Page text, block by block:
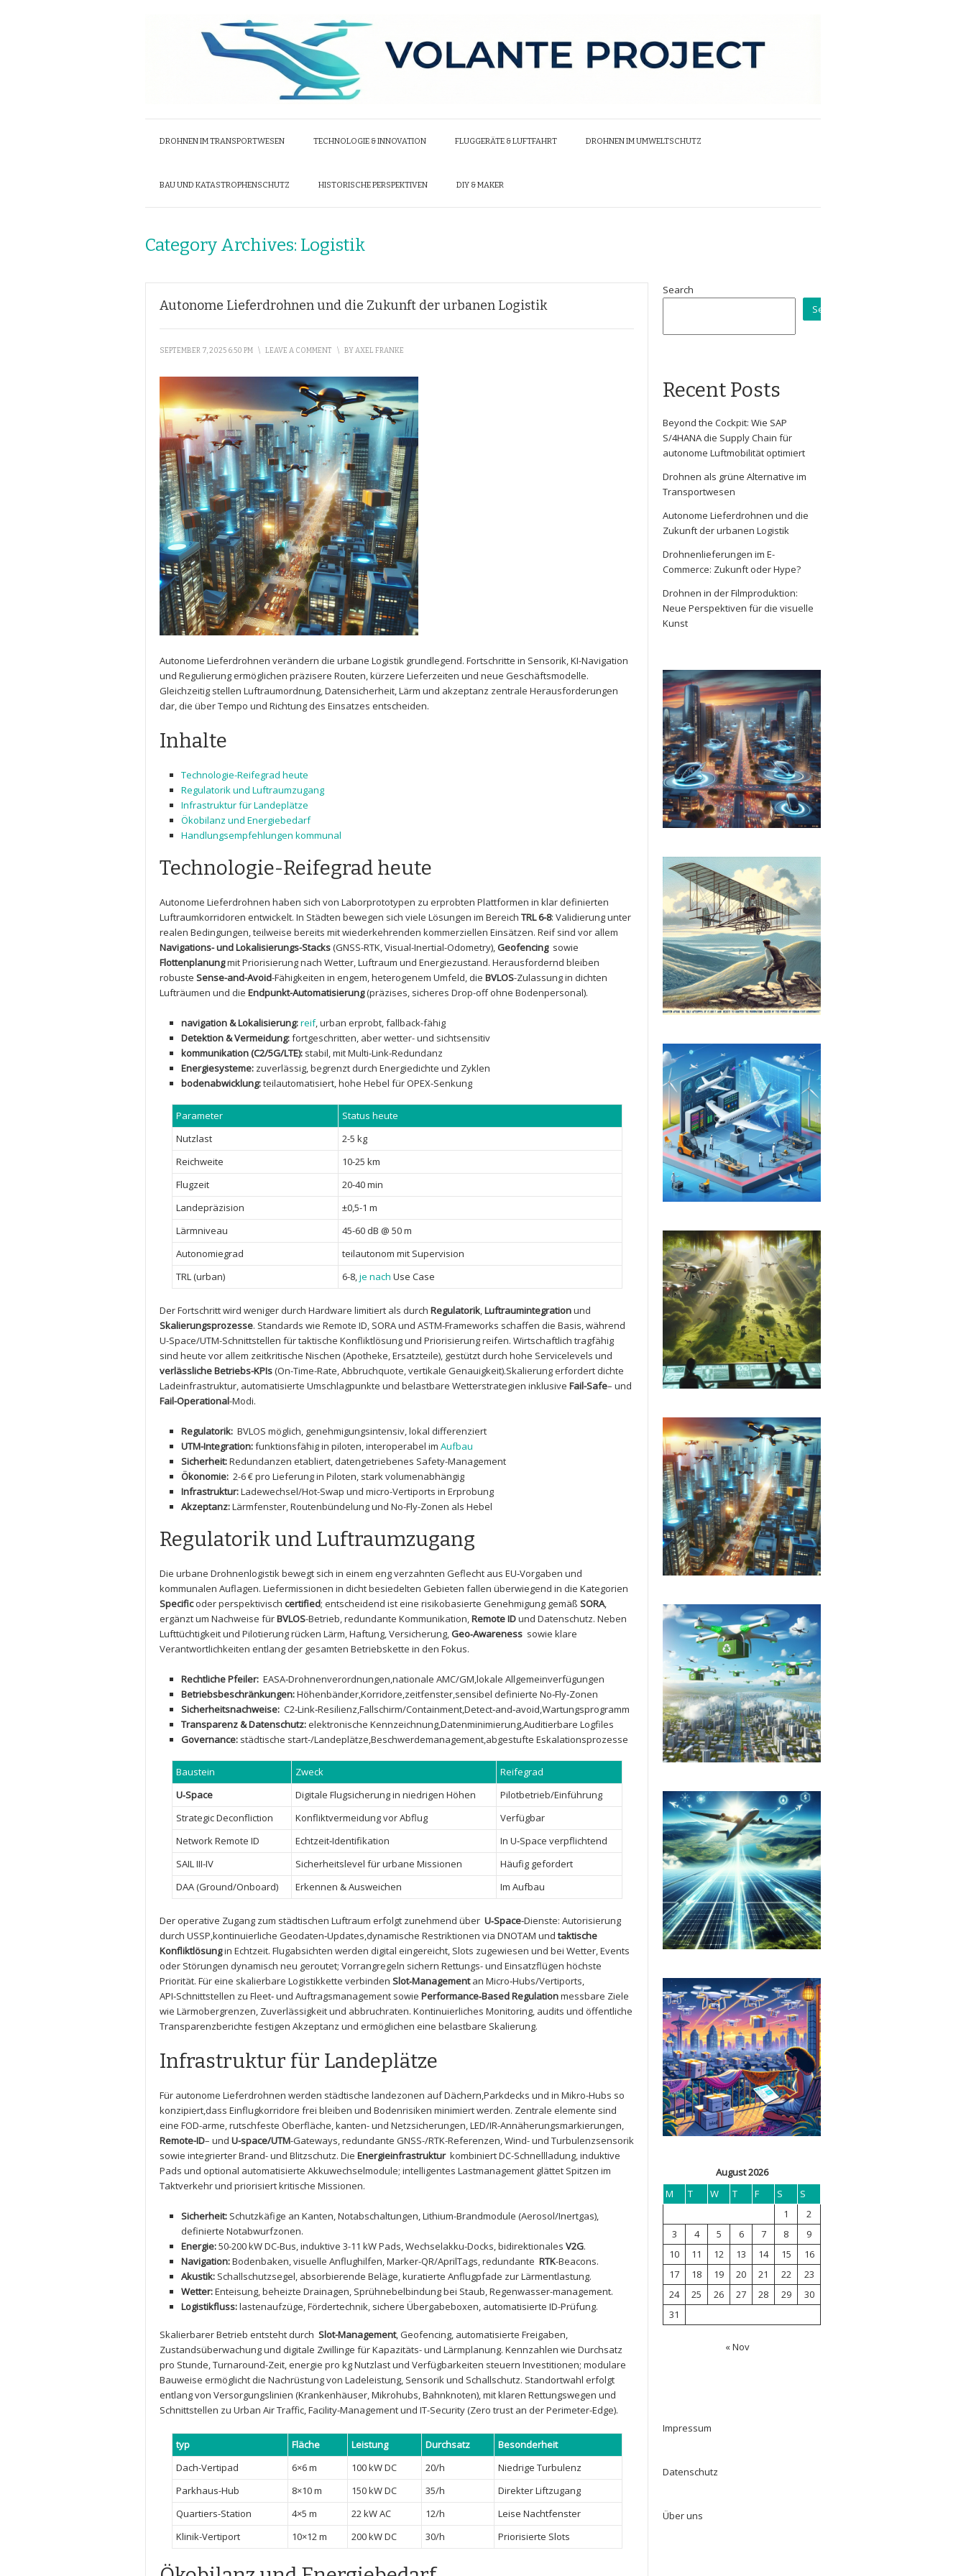
DROHNEN IM TRANSPORTWESEN TECHNOLOGIE & INNOVATION FLUGGERÄTE & LUFTFAHRT DROHNEN IM UMWELTSCHUTZ
BAU UND KATASTROPHENSCHUTZ HISTORISCHE PERSPEKTIVEN DIY & MAKER
Category Archives: Logistik
Autonome Lieferdrohnen und die Zukunft der urbanen Logistik
SEPTEMBER 7, 2025 6:50 PM \ LEAVE A COMMENT \ BYAXEL FRANKE
Autonome Lieferdrohnen verändern die urbane​ Logistik ⁢grundlegend. Fortschritte in Sensorik,​ KI-Navigation
und Regulierung ermöglichen präzisere ⁤Routen, kürzere Lieferzeiten und neue Geschäftsmodelle.
Gleichzeitig stellen⁢ Luftraumordnung, Datensicherheit, Lärm ‌und akzeptanz zentrale Herausforderungen
dar, die‌ über‌ Tempo und‌ Richtung des ⁢Einsatzes entscheiden.
Inhalte
Technologie-Reifegrad heute
Regulatorik und Luftraumzugang
Infrastruktur für Landeplätze
Ökobilanz und Energiebedarf
Handlungsempfehlungen kommunal
Technologie-Reifegrad heute
Autonome Lieferdrohnen​ haben sich von Laborprototypen zu erprobten Plattformen in klar ​definierten‌
Luftraumkorridoren entwickelt. In‍ Städten‌ bewegen sich‍ viele ​Lösungen im Bereich TRL 6-8: ⁤Validierung⁢ unter
realen Bedingungen, teilweise bereits⁣ mit wiederkehrenden kommerziellen Einsätzen. ⁤Reif ⁤sind vor allem
Navigations- ⁤und​ Lokalisierungs-Stacks(GNSS-RTK, ​Visual-Inertial-Odometry), Geofencing‌ sowie ⁣
Flottenplanungmit ‌Priorisierung nach Wetter, Luftraum ⁤und Energiezustand. Herausfordernd bleiben
robuste Sense-and-Avoid-Fähigkeiten⁤ in ‍engem,⁣ heterogenem Umfeld,⁢ die BVLOS-Zulassung ​in dichten
Lufträumen⁢ und ‌die Endpunkt-Automatisierung(präzises, sicheres Drop-off ohne Bodenpersonal).
navigation & Lokalisierung:reif, ⁣urban erprobt,⁤ fallback-fähig
Detektion & Vermeidung:fortgeschritten, aber ⁤wetter- und sichtsensitiv
kommunikation ⁤(C2/5G/LTE): stabil, mit Multi-Link-Redundanz
Energiesysteme: zuverlässig, begrenzt ⁢durch⁤ Energiedichte ‌und Zyklen
bodenabwicklung:teilautomatisiert, hohe ⁤Hebel ‌für OPEX-Senkung
Parameter
Status⁢ heute
Nutzlast
2-5 kg
Reichweite
10-25 km
Flugzeit
20-40 ⁤min
Landepräzision
±0,5-1​ m
Lärmniveau
45-60 ⁤dB @ 50 m
Autonomiegrad
teilautonom⁢ mit Supervision
TRL ⁢(urban)
6-8,je nach ⁣ Use ‌Case
Der Fortschritt wird weniger durch Hardware limitiert als durch Regulatorik,Luftraumintegrationund
Skalierungsprozesse. ‌Standards wie Remote ID, SORA​ und ASTM-Frameworks schaffen die ⁣Basis, während
U-Space/UTM-Schnittstellen für taktische Konfliktlösung⁢ und Priorisierung reifen. Wirtschaftlich tragfähig
sind heute vor allem zeitkritische Nischen (Apotheke, Ersatzteile), ⁢gestützt durch hohe Servicelevels⁢ und
verlässliche Betriebs-KPIs⁤(On-Time-Rate, Abbruchquote, vertikale Genauigkeit).Skalierung erfordert ⁢dichte
Ladeinfrastruktur, automatisierte Umschlagpunkte und belastbare Wetterstrategien inklusive​ Fail-Safe– und⁣
Fail-Operational-Modi.
Regulatorik: ⁢ BVLOS möglich, genehmigungsintensiv, lokal differenziert
UTM-Integration:funktionsfähig ‍in piloten, ‌interoperabel​ im Aufbau
Sicherheit:Redundanzen etabliert, datengetriebenes‌ Safety-Management
Ökonomie: ‌ 2-6‌ € pro Lieferung in Piloten, stark volumenabhängig
Infrastruktur:⁤Ladewechsel/Hot-Swap und micro-Vertiports in Erprobung
Akzeptanz:Lärmfenster, Routenbündelung und No-Fly-Zonen als Hebel
Regulatorik ⁣und Luftraumzugang
Die urbane Drohnenlogistik bewegt⁤ sich in einem eng verzahnten Geflecht aus EU‑Vorgaben und
kommunalen Auflagen. Liefermissionen in dicht ‌besiedelten Gebieten‍ fallen überwiegend in die Kategorien
Specificoder perspektivisch⁢ certified; entscheidend ist ⁤eine risikobasierte Genehmigung gemäß SORA,
ergänzt⁢ um Nachweise fürBVLOS-Betrieb, redundante Kommunikation,Remote IDund Datenschutz. Neben
Lufttüchtigkeit und⁣ Pilotierung rücken Lärm, Haftung, ‍Versicherung, Geo‑Awareness ‌ sowie ‌klare ​
Verantwortlichkeiten ⁢entlang der ‍gesamten Betriebskette in den ‌Fokus.
Rechtliche Pfeiler: ‌ EASA‑Drohnenverordnungen,nationale AMC/GM,lokale Allgemeinverfügungen
Betriebsbeschränkungen:Höhenbänder,Korridore,zeitfenster,sensibel definierte⁣ No‑Fly‑Zonen
Sicherheitsnachweise: ⁣ C2‑Link‑Resilienz,Fallschirm/Containment,Detect‑and‑avoid,Wartungsprogramm
Transparenz & Datenschutz:⁢elektronische Kennzeichnung,Datenminimierung,Auditierbare Logfiles
Governance: städtische ‌start-/Landeplätze,Beschwerdemanagement,abgestufte Eskalationsprozesse
Baustein Zweck
Reifegrad
U‑Space
Digitale Flugsicherung ⁣in niedrigen Höhen
Pilotbetrieb/Einführung
Strategic Deconfliction
Konfliktvermeidung vor​ Abflug
Verfügbar
Network Remote ID
Echtzeit‑Identifikation
In U‑Space verpflichtend
SAIL III-IV
Sicherheitslevel für urbane ‍Missionen
Häufig gefordert
DAA (Ground/Onboard)
Erkennen & Ausweichen Im Aufbau
Der operative Zugang zum städtischen Luftraum erfolgt⁣ zunehmend⁤ über ⁣ U‑Space‑Dienste: Autorisierung⁤
durch USSP,kontinuierliche Geodaten‑Updates,dynamische Restriktionen ⁣via DNOTAM ‍und‌ taktische
Konfliktlösungin Echtzeit. Flugabsichten werden digital‌ eingereicht, Slots zugewiesen ‍und⁣ bei Wetter, Events ​
oder⁤ Störungen dynamisch neu geroutet; Vorrangregeln​ sichern Rettungs- und Einsatzflügen höchste⁢
Priorität. Für ​eine skalierbare Logistikkette verbinden Slot‑Managementan Micro‑Hubs/Vertiports,
API‑Schnittstellen⁣ zu Fleet‑⁣ und Auftragsmanagement sowie Performance‑Based⁤ Regulationmessbare ⁤Ziele
wie Lärmobergrenzen, ⁢Zuverlässigkeit und abbruchraten. Kontinuierliches Monitoring,⁤ audits​ und öffentliche
Transparenzberichte festigen Akzeptanz und ⁤ermöglichen ⁤eine belastbare Skalierung.
Infrastruktur für Landeplätze
Für autonome Lieferdrohnen werden städtische landezonen auf Dächern,Parkdecks und in ​Mikro-Hubs so
⁢konzipiert,dass Einflugkorridore frei bleiben ‌und Bodenrisiken minimiert ⁣werden. Zentrale elemente⁣ sind
eine FOD-arme, rutschfeste Oberfläche,⁢ kanten- und Netzsicherungen,⁤ LED/IR-Annäherungsmarkierungen,
Remote-ID– und⁢ U-space/UTM-Gateways, redundante GNSS-/RTK-Referenzen, Wind- und ‌Turbulenzsensorik
sowie integrierter Brand- und ​Blitzschutz. ⁢Die Energieinfrastruktur⁣ kombiniert ‍DC-Schnellladung, induktive
Pads⁢ und ‌optional automatisierte Akkuwechselmodule; intelligentes Lastmanagement glättet Spitzen ⁣im
Taktverkehr ⁣und⁢ priorisiert kritische Missionen.
Sicherheit: Schutzkäfige an Kanten,​ Notabschaltungen, Lithium-Brandmodule (Aerosol/Inertgas),‌
definierte Notabwurfzonen.
Energie:50-200 kW DC-Bus, ‌induktive ⁣3-11 ‍kW Pads,⁢ Wechselakku-Docks, bidirektionales​ V2G.
Navigation:Bodenbaken, visuelle Anflughilfen,‌ Marker-QR/AprilTags, redundante ‍ RTK-Beacons.
Akustik: Schallschutzsegel, absorbierende ‍Beläge, kuratierte Anflugpfade zur Lärmentlastung.
Wetter:⁢Enteisung, ⁢beheizte‍ Drainagen, Sprühnebelbindung bei ⁣Staub, Regenwasser-management.
Logistikfluss:lastenaufzüge, Fördertechnik, sichere Übergabeboxen, automatisierte ID-Prüfung.
Skalierbarer Betrieb ‍entsteht durch ​ Slot-Management, Geofencing, automatisierte Freigaben,
Zustandsüberwachung und digitale ⁤Zwillinge für Kapazitäts- und Lärmplanung. Kennzahlen wie Durchsatz ​
pro Stunde,⁤ Turnaround-Zeit, energie pro kg ⁤Nutzlast ‍und Verfügbarkeiten ⁤steuern ⁣Investitionen; modulare
Bauweise ermöglicht ​die Nachrüstung von Ladeleistung, Sensorik und Schallschutz. Standortwahl erfolgt
entlang ⁤von Versorgungslinien (Krankenhäuser, Mikrohubs, ‍Bahnknoten), mit klaren Rettungswegen ‌und‌
Schnittstellen zu Urban Air Traffic, Facility-Management und IT-Security​ (Zero trust an der Perimeter-Edge).
typ Fläche Leistung Durchsatz
Besonderheit
Dach-Vertipad
6×6 m 100 kW DC 20/h
Niedrige ⁣Turbulenz
Parkhaus-Hub
8×10 m 150 kW DC 35/h
Direkter Liftzugang
Quartiers-Station
4×5⁣ m 22 kW AC 12/h
Leise‍ Nachtfenster
Klinik-Vertiport
10×12 m 200 ‍kW DC 30/h Priorisierte Slots
Search
Search
Recent Posts
Beyond the Cockpit: Wie SAP
S/4HANA die Supply Chain für
autonome Luftmobilität optimiert
Drohnen als grüne Alternative im
Transportwesen
Autonome Lieferdrohnen und die
Zukunft der urbanen Logistik
Drohnenlieferungen im E-
Commerce: Zukunft oder Hype?
Drohnen in der Filmproduktion:
Neue Perspektiven für die visuelle
Kunst
August 2026
M
T W T F S
S
1
2
3
4 5 6 7 8
9
10
11 12 13 14 15
16
17
18 19 20 21 22
23
24
25 26 27 28 29
30
31
« Nov
Impressum
Datenschutz
Über uns